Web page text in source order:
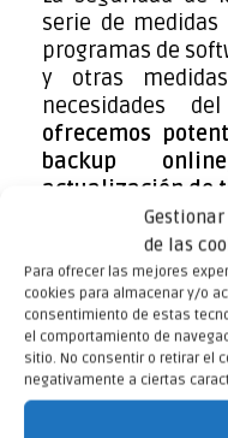
de las
Para ofrecer las mejores
cookies para almacenar y/o
consentimiento de estas
el comportamiento de
sitio. No consentir o retirar el
negativamente a ciertas
serie de
programas de
y otras
necesidades
ofrecemos
backup
actualización de
Prevenir el robo
como
información
contraseñas,
privados
cálculo… es
comunicaciones